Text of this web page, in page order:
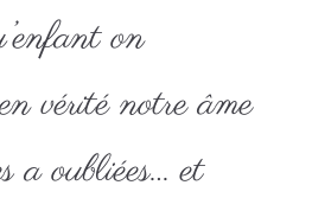
on
vérité notre âme
a oubliées… et